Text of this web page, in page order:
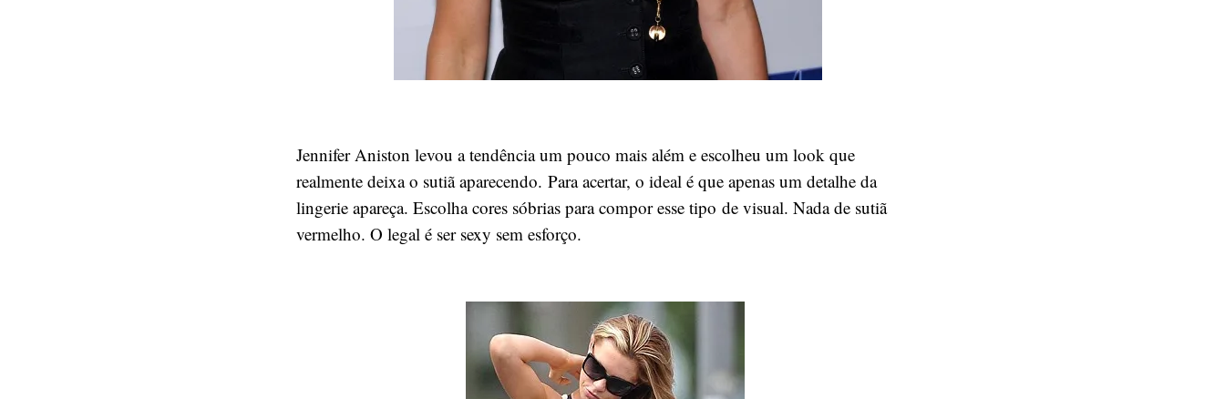
Jennifer Aniston levou a tendência um pouco mais além e escolheu um look que
realmente deixa o sutiã aparecendo. Para acertar, o ideal é que apenas um detalhe da
lingerie apareça. Escolha cores sóbrias para compor esse tipo de visual. Nada de sutiã
vermelho. O legal é ser sexy sem esforço.